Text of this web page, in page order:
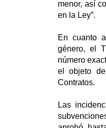
menor, así
en la Ley”.
En cuanto
género, el
número
el objeto
Contratos.
Las